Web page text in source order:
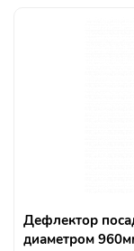
Дефлектор
диаметром